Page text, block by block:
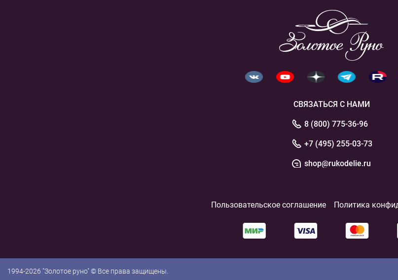
СВЯЗАТЬСЯ С НАМИ
8 (800) 775-36-96
+7 (495) 255-03-73
shop@rukodelie.ru
Пользовательское соглашение Политика
1994-2026 "Золотое руно" © Все права защищены.